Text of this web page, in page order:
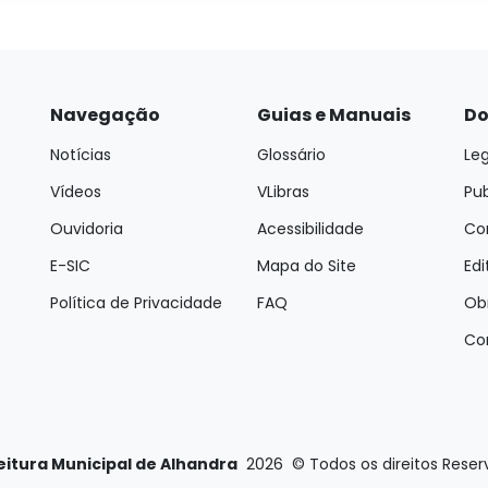
Navegação
Notícias
Vídeos
Ouvidoria
E-SIC
Política de Privacidade
Guias e Manuais
Glossário
VLibras
Acessibilidade
Mapa do Site
FAQ
Municipal de Alhandra 2026 © Todos os direitos